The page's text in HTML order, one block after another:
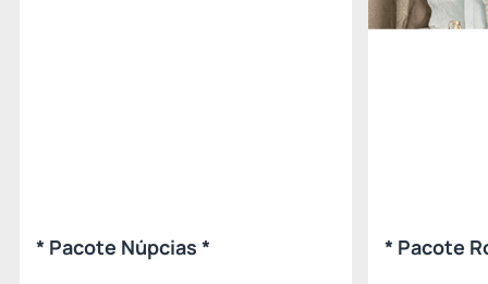
* Pacote Núpcias * * Pacote